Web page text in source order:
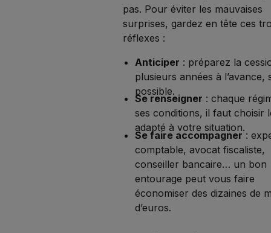
pas. Pour éviter les mauvaises
surprises, gardez en tête ces
réflexes :
Anticiper : préparez la
plusieurs années à l’avance,
possible.
Se renseigner : chaque
ses conditions, il faut choisir
adapté à votre situation.
Se faire accompagner:
comptable, avocat fiscaliste,
conseiller bancaire… un bon
entourage peut vous faire
économiser des dizaines de
d’euros.